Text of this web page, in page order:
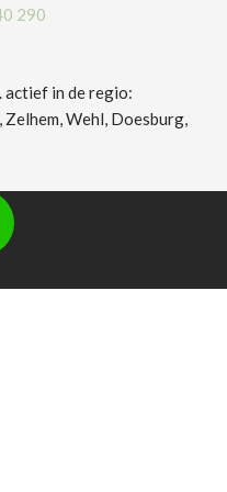
290
actief in de regio:
Wehl, Doesburg,